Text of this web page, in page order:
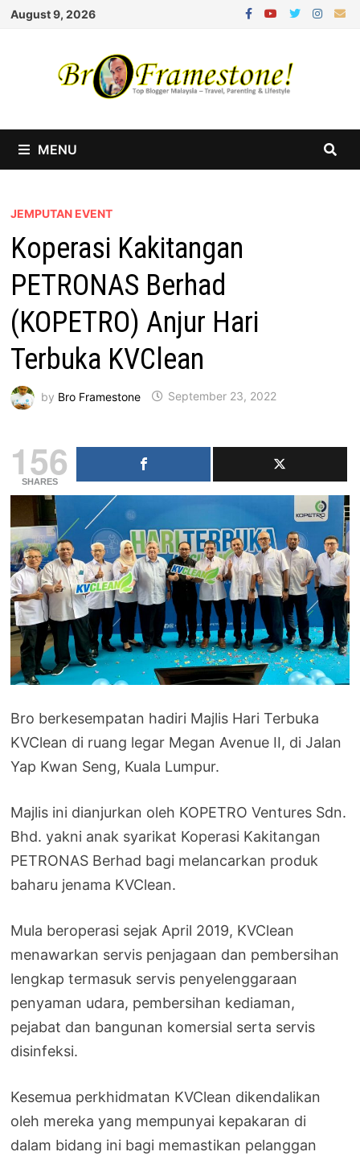
Skip
August 9, 2026
MENU
JEMPUTAN EVENT
Koperasi Kakitangan
PETRONAS Berhad
(KOPETRO) Anjur Hari
Terbuka KVClean
by Bro Framestone September 23, 2022
156
SHARES
Bro berkesempatan hadiri Majlis Hari Terbuka
KVClean di ruang legar Megan Avenue II, di Jalan
Yap Kwan Seng, Kuala Lumpur.
Majlis ini dianjurkan oleh KOPETRO Ventures Sdn.
Bhd. yakni anak syarikat Koperasi Kakitangan
PETRONAS Berhad bagi melancarkan produk
baharu jenama KVClean.
Mula beroperasi sejak April 2019, KVClean
menawarkan servis penjagaan dan pembersihan
lengkap termasuk servis penyelenggaraan
penyaman udara, pembersihan kediaman,
pejabat dan bangunan komersial serta servis
disinfeksi.
Kesemua perkhidmatan KVClean dikendalikan
oleh mereka yang mempunyai kepakaran di
dalam bidang ini bagi memastikan pelanggan